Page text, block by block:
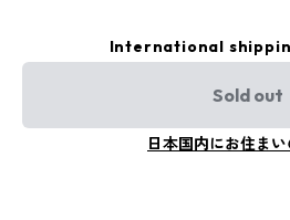
International
Sold out
日本国内にお住ま